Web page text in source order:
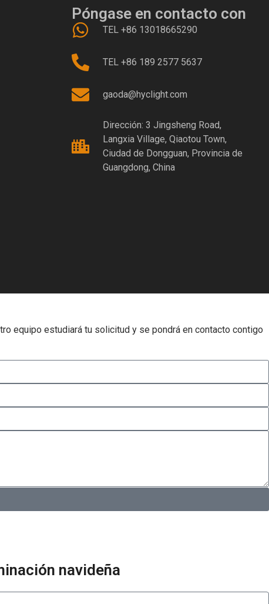
Póngase en contacto con
TEL +86 13018665290
TEL +86 189 2577 5637
gaoda@hyclight.com
Dirección: 3 Jingsheng Road,
Langxia Village, Qiaotou Town,
Ciudad de Dongguan, Provincia de
Guangdong, China
equipo estudiará tu solicitud y se pondrá en contacto contigo
navideña